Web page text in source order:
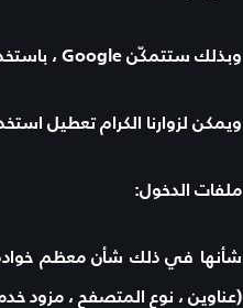
وبذلك ستتمكّن Google ، باستخدام ملف تعريف الارتباط
ويمكن لزوارنا الكرام تعطيل
ملفات الدخول:
شأنها في ذلك شأن معظم
(عناوين ، نوع المتصفح ، مزود